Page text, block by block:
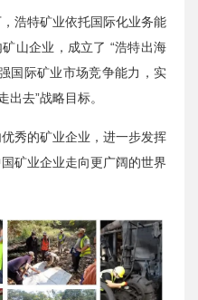
浩特矿业依托国际化业务能
山企业，成立了 “浩特出海
国际矿业市场竞争能力，实
出去”战略目标。
秀的矿业企业，进一步发挥
矿业企业走向更广阔的世界